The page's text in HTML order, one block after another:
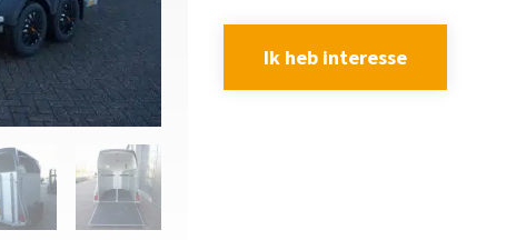
Ik heb interesse